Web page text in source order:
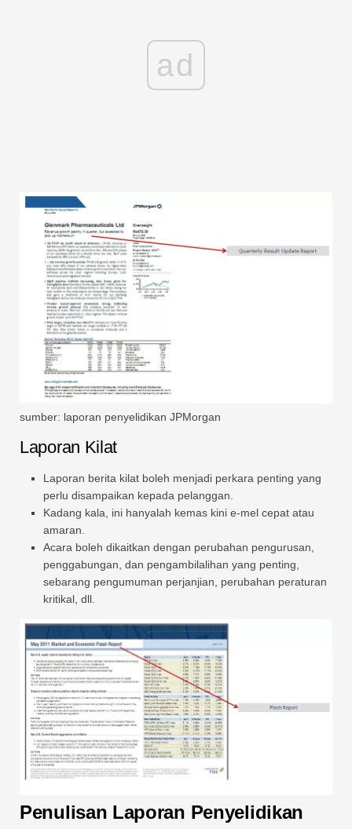
ad
sumber: laporan penyelidikan JPMorgan
Laporan Kilat
Laporan berita kilat boleh menjadi perkara penting yang
perlu disampaikan kepada pelanggan.
Kadang kala, ini hanyalah kemas kini e-mel cepat atau
amaran.
Acara boleh dikaitkan dengan perubahan pengurusan,
penggabungan, dan pengambilalihan yang penting,
sebarang pengumuman perjanjian, perubahan peraturan
kritikal, dll.
Penulisan Laporan Penyelidikan